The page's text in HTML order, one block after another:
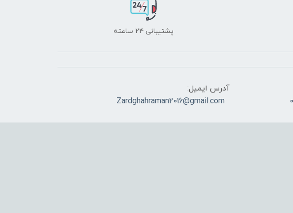
پشتیبانی ۲۴ ساعته
آدرس ایمیل:
Zardghahraman2016@gmail.com